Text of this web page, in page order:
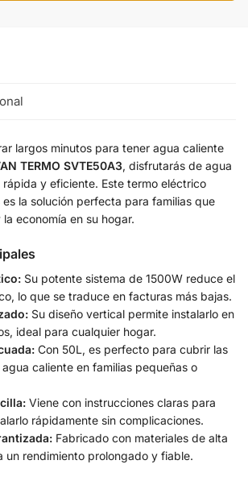
largos minutos para tener agua caliente
TERMO SVTE50A3, disfrutarás de agua
y eficiente. Este termo eléctrico
la solución perfecta para familias que
economía en su hogar.
Su potente sistema de 1500W reduce el
lo que se traduce en facturas más bajas.
Su diseño vertical permite instalarlo en
ideal para cualquier hogar.
Con 50L, es perfecto para cubrir las
caliente en familias pequeñas o
Viene con instrucciones claras para
rápidamente sin complicaciones.
Fabricado con materiales de alta
un rendimiento prolongado y fiable.